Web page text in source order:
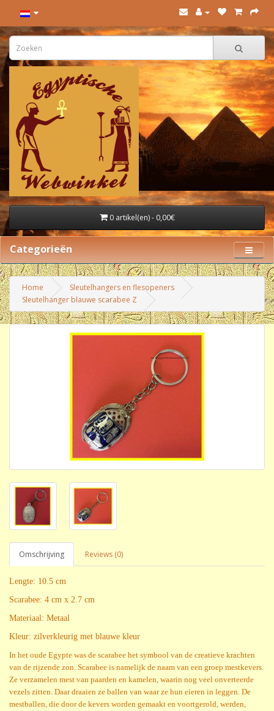
0 artikel(en) - 0,00€
Categorieën
Home
Sleutelhangers en flesopeners
Sleutelhanger blauwe scarabee Z
Omschrijving Reviews (0)
Lengte: 10.5 cm
Scarabee: 4 cm x 2.7 cm
Materiaal: Metaal
Kleur: zilverkleurig met blauwe kleur
In het oude Egypte was de scarabee het symbool van de creatieve krachten
van de rijzende zon. Scarabee is namelijk de naam van een groep mestkevers.
Ze verzamelen mest van paarden en kamelen, waarin nog veel onverteerde
vezels zitten. Daar draaien ze ballen van waar ze hun eieren in leggen. De
mestballen, die door de kevers worden gemaakt en voortgerold, werden,